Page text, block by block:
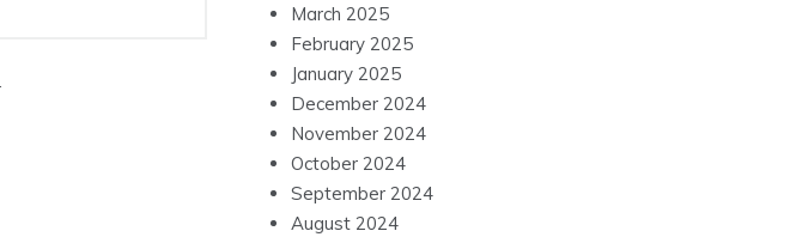
March 2025
February 2025
January 2025
December 2024
November 2024
October 2024
September 2024
August 2024